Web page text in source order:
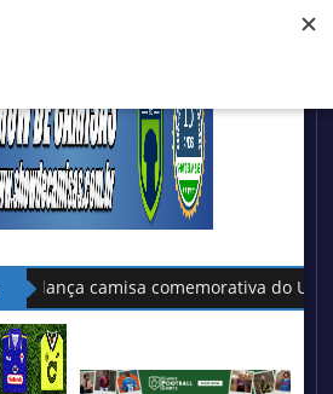
comemorativa do Universitario